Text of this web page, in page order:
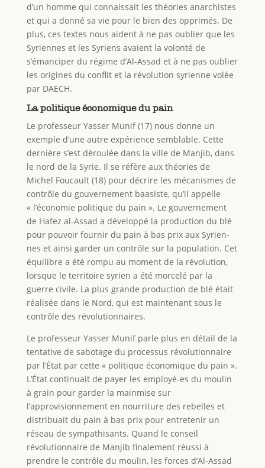
d’un homme qui connaissait les théories anarchistes
et qui a donné sa vie pour le bien des opprimés. De
plus, ces textes nous aident à ne pas oublier que les
Syriennes et les Syriens avaient la volonté de
s’émanciper du régime d’Al-Assad et à ne pas oublier
les origines du conflit et la révolution syrienne volée
par DAECH.
La politique économique du pain
Le professeur Yasser Munif (17) nous donne un
exemple d’une autre expérience semblable. Cette
dernière s’est déroulée dans la ville de Manjib, dans
le nord de la Syrie. Il se réfère aux théories de
Michel Foucault (18) pour décrire les mécanismes de
contrôle du gouvernement baasiste, qu’il appelle
« l’économie politique du pain ». Le gouvernement
de Hafez al-Assad a développé la production du blé
pour pouvoir fournir du pain à bas prix aux Syrien-
nes et ainsi garder un contrôle sur la population. Cet
équilibre a été rompu au moment de la révolution,
lorsque le territoire syrien a été morcelé par la
guerre civile. La plus grande production de blé était
réalisée dans le Nord, qui est maintenant sous le
contrôle des révolutionnaires.
Le professeur Yasser Munif parle plus en détail de la
tentative de sabotage du processus révolutionnaire
par l’État par cette « politique économique du pain ».
L’État continuait de payer les employé-es du moulin
à grain pour garder la mainmise sur
l’approvisionnement en nourriture des rebelles et
distribuait du pain à bas prix pour entretenir un
réseau de sympathisants. Quand le conseil
révolutionnaire de Manjib finalement réussi à
prendre le contrôle du moulin, les forces d’Al-Assad